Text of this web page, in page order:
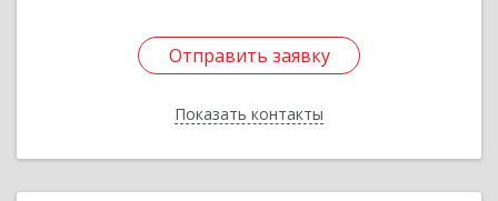
Отправить заявку
Показать контакты
Отправить заявку
Назад